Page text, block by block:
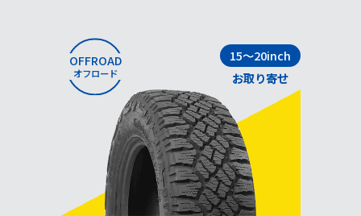
OFFROAD
オフロード
15～20inch
お取り寄せ